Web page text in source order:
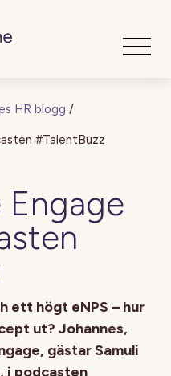
HR blogg /
#TalentBuzz
ett högt eNPS – hur
ut? Johannes,
gästar Samuli
i podcasten